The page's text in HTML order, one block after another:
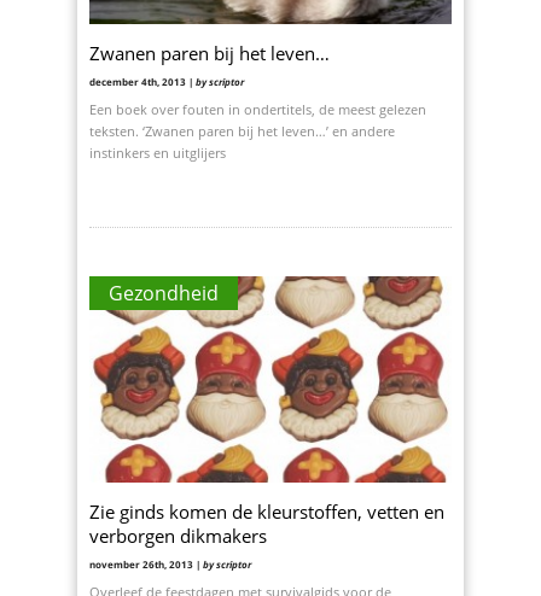
Zwanen paren bij het leven…
december 4th, 2013 | by scriptor
Een boek over fouten in ondertitels, de meest gelezen
teksten. ‘Zwanen paren bij het leven…’ en andere
instinkers en uitglijers
Gezondheid
Zie ginds komen de kleurstoffen, vetten en
verborgen dikmakers
november 26th, 2013 | by scriptor
Overleef de feestdagen met survivalgids voor de